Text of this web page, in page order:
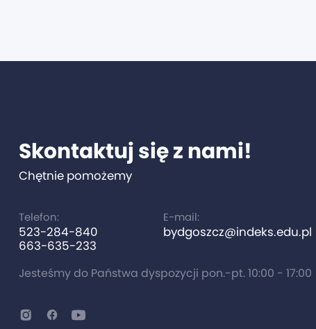
Skontaktuj się z nami!
Chętnie pomożemy
Telefon:
523-284-840
663-635-233
E-mail:
bydgoszcz@indeks.edu.pl
Jesteśmy do Państwa dyspozycji pon.-pt. 10:00 - 17:00